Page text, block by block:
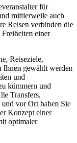
für
mittlerweile auch
Reisen verbinden die
einer
Reiseziele,
Ihnen gewählt werden
und
kümmern und
Transfers,
vor Ort haben Sie
Konzept einer
optimaler